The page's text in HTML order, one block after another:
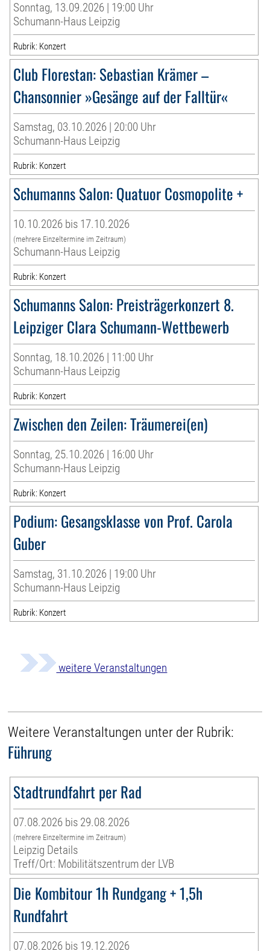
Sonntag, 13.09.2026 | 19:00 Uhr
Schumann-Haus Leipzig
Rubrik: Konzert
Club Florestan: Sebastian Krämer –
Chansonnier »Gesänge auf der Falltür«
Samstag, 03.10.2026 | 20:00 Uhr
Schumann-Haus Leipzig
Rubrik: Konzert
Schumanns Salon: Quatuor Cosmopolite +
10.10.2026 bis 17.10.2026
(mehrere Einzeltermine im Zeitraum)
Schumann-Haus Leipzig
Rubrik: Konzert
Schumanns Salon: Preisträgerkonzert 8.
Leipziger Clara Schumann-Wettbewerb
Sonntag, 18.10.2026 | 11:00 Uhr
Schumann-Haus Leipzig
Rubrik: Konzert
Zwischen den Zeilen: Träumerei(en)
Sonntag, 25.10.2026 | 16:00 Uhr
Schumann-Haus Leipzig
Rubrik: Konzert
Podium: Gesangsklasse von Prof. Carola
Guber
Samstag, 31.10.2026 | 19:00 Uhr
Schumann-Haus Leipzig
Rubrik: Konzert
weitere Veranstaltungen
Weitere Veranstaltungen unter der Rubrik:
Führung
Stadtrundfahrt per Rad
07.08.2026 bis 29.08.2026
(mehrere Einzeltermine im Zeitraum)
Leipzig Details
Treff/Ort: Mobilitätszentrum der LVB
Die Kombitour 1h Rundgang + 1,5h
Rundfahrt
07.08.2026 bis 19.12.2026